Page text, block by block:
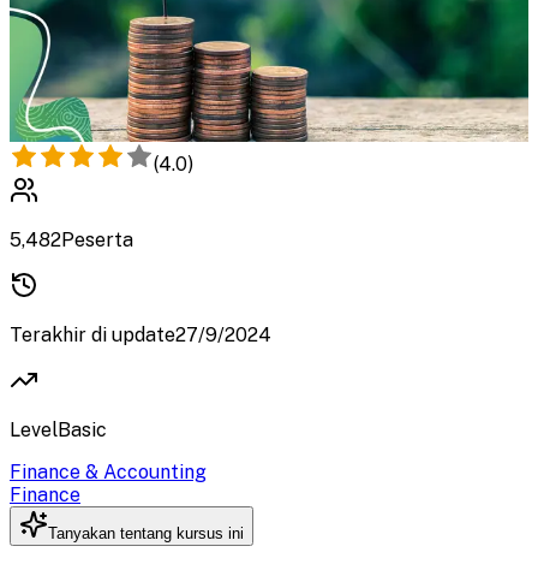
(4.0)
5,482Peserta
Terakhir di update27/9/2024
LevelBasic
Finance & Accounting
Finance
Tanyakan tentang kursus ini